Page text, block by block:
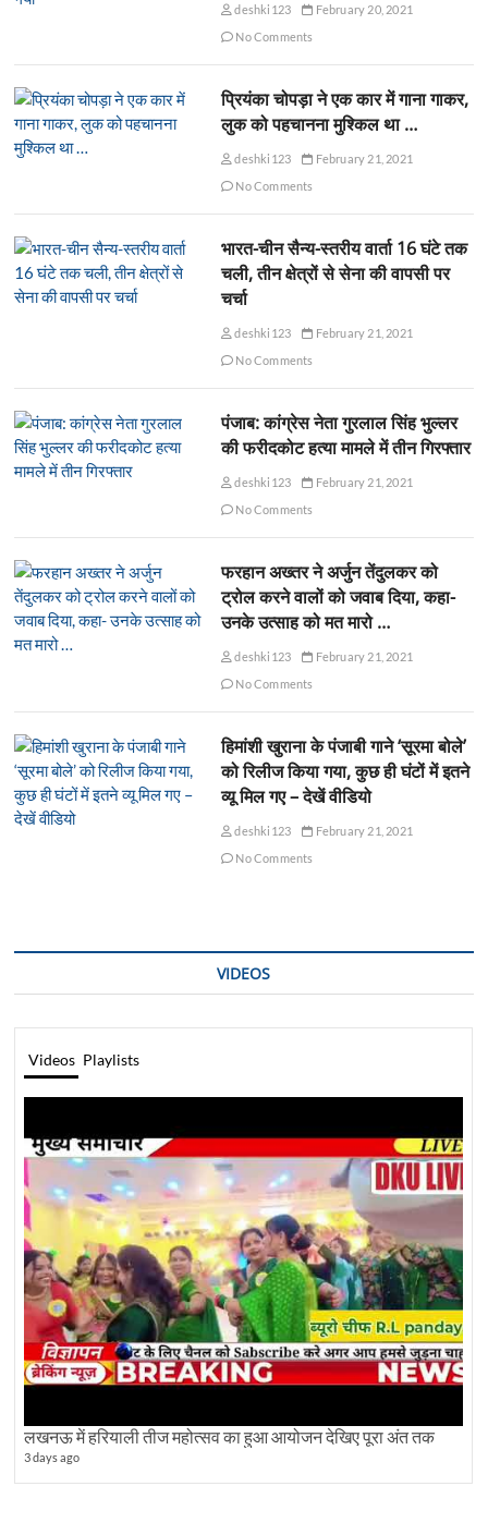
deshki123
February 20, 2021
No Comments
प्रियंका चोपड़ा ने एक कार में गाना गाकर,
लुक को पहचानना मुश्किल था …
deshki123
February 21, 2021
No Comments
भारत-चीन सैन्य-स्तरीय वार्ता 16 घंटे तक
चली, तीन क्षेत्रों से सेना की वापसी पर
चर्चा
deshki123
February 21, 2021
No Comments
पंजाब: कांग्रेस नेता गुरलाल सिंह भुल्लर
की फरीदकोट हत्या मामले में तीन गिरफ्तार
deshki123
February 21, 2021
No Comments
फरहान अख्तर ने अर्जुन तेंदुलकर को
ट्रोल करने वालों को जवाब दिया, कहा-
उनके उत्साह को मत मारो …
deshki123
February 21, 2021
No Comments
हिमांशी खुराना के पंजाबी गाने ‘सूरमा बोले’
को रिलीज किया गया, कुछ ही घंटों में इतने
व्यू मिल गए – देखें वीडियो
deshki123
February 21, 2021
No Comments
VIDEOS
Videos Playlists
लखनऊ में हरियाली तीज महोत्सव का हुआ आयोजन देखिए पूरा अंत तक
3 days ago